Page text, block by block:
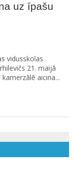
uz īpašu
vidusskolas
21. maijā
aicina...